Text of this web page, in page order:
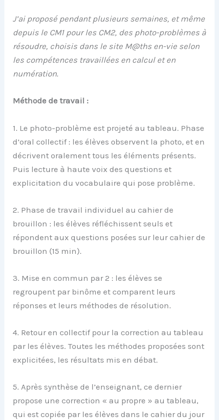
J’ai proposé pendant plusieurs semaines, et même
depuis le CM1 pour les CM2, des photo-problèmes à
résoudre, choisis dans le site M@ths en-vie selon
les compétences travaillées en calcul et en
numération.
Méthode de travail :
1. Le photo-problème est projeté au tableau. Phase
d’oral collectif : les élèves observent la photo, et en
décrivent oralement tous les éléments présents.
Puis lecture à haute voix des questions et
explicitation du vocabulaire qui pose problème.
2. Phase de travail individuel au cahier de
brouillon : les élèves réfléchissent seuls et
répondent aux questions posées sur leur cahier de
brouillon (15 min).
3. Mise en commun par 2 : les élèves se
regroupent par binôme et comparent leurs
réponses et leurs méthodes de résolution.
4. Retour en collectif pour la correction au tableau
par les élèves. Toutes les méthodes proposées sont
explicitées, les résultats mis en débat.
5. Après synthèse de l’enseignant, ce dernier
propose une correction « au propre » au tableau,
qui est copiée par les élèves dans le cahier du jour